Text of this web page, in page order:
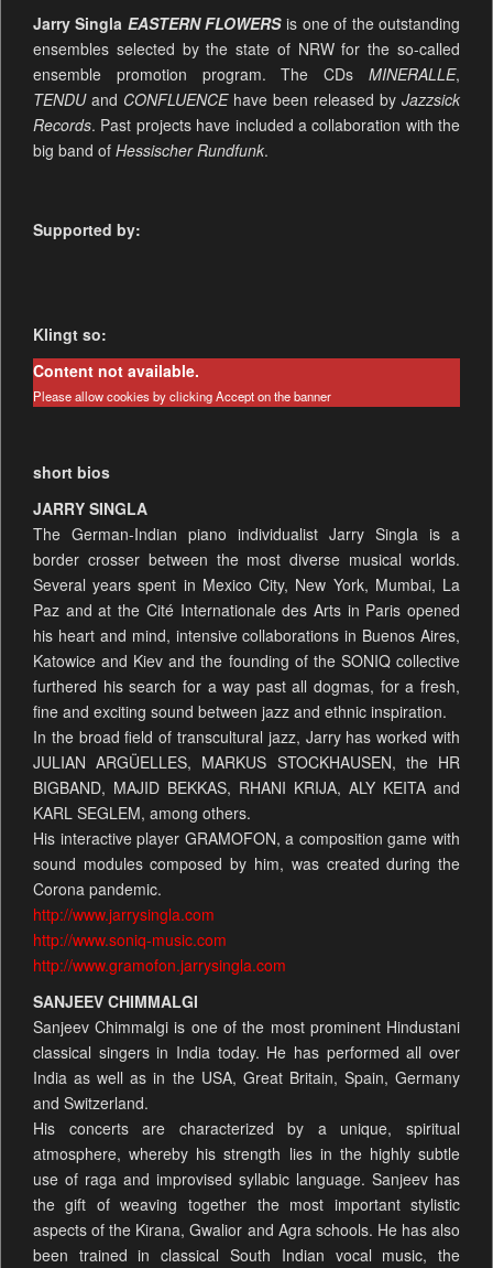
Jarry Singla EASTERN FLOWERSis one of the outstanding
ensembles selected by the state of NRW for the so-called
ensemble promotion program. The CDsMINERALLE,
TENDUand CONFLUENCEhave been released byJazzsick
Records. Past projects have included a collaboration with the
big band of Hessischer Rundfunk.
Supported by:
Klingt so:
Content not available.
Please allow cookies by clicking Accept on the banner
short bios
JARRY SINGLA
The German-Indian piano individualist Jarry Singla is a
border crosser between the most diverse musical worlds.
Several years spent in Mexico City, New York, Mumbai, La
Paz and at the Cité Internationale des Arts in Paris opened
his heart and mind, intensive collaborations in Buenos Aires,
Katowice and Kiev and the founding of the SONIQ collective
furthered his search for a way past all dogmas, for a fresh,
fine and exciting sound between jazz and ethnic inspiration.
In the broad field of transcultural jazz, Jarry has worked with
JULIAN ARGÜELLES, MARKUS STOCKHAUSEN, the HR
BIGBAND, MAJID BEKKAS, RHANI KRIJA, ALY KEITA and
KARL SEGLEM, among others.
His interactive player GRAMOFON, a composition game with
sound modules composed by him, was created during the
Corona pandemic.
http://www.jarrysingla.com
http://www.soniq-music.com
http://www.gramofon.jarrysingla.com
SANJEEV CHIMMALGI
Sanjeev Chimmalgi is one of the most prominent Hindustani
classical singers in India today. He has performed all over
India as well as in the USA, Great Britain, Spain, Germany
and Switzerland.
His concerts are characterized by a unique, spiritual
atmosphere, whereby his strength lies in the highly subtle
use of raga and improvised syllabic language. Sanjeev has
the gift of weaving together the most important stylistic
aspects of the Kirana, Gwalior and Agra schools. He has also
been trained in classical South Indian vocal music, the